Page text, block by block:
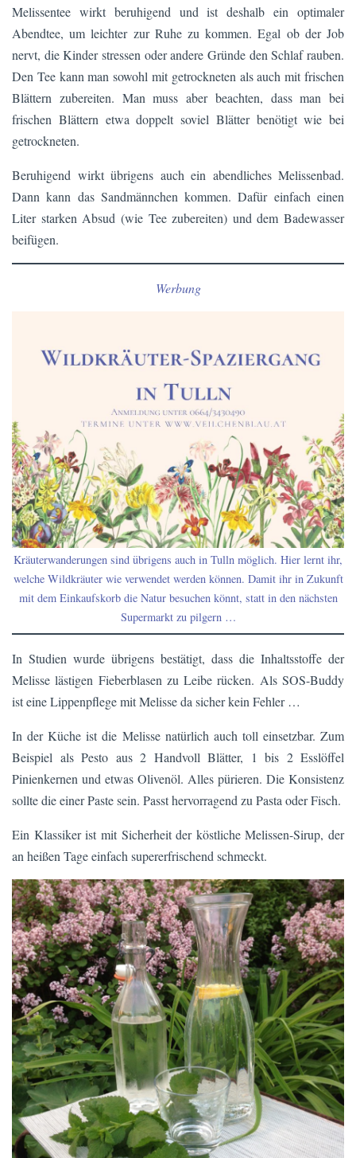
Melissentee wirkt beruhigend und ist deshalb ein optimaler
Abendtee, um leichter zur Ruhe zu kommen. Egal ob der Job
nervt, die Kinder stressen oder andere Gründe den Schlaf rauben.
Den Tee kann man sowohl mit getrockneten als auch mit frischen
Blättern zubereiten. Man muss aber beachten, dass man bei
frischen Blättern etwa doppelt soviel Blätter benötigt wie bei
getrockneten.
Beruhigend wirkt übrigens auch ein abendliches Melissenbad.
Dann kann das Sandmännchen kommen. Dafür einfach einen
Liter starken Absud (wie Tee zubereiten) und dem Badewasser
beifügen.
Werbung
Kräuterwanderungen sind übrigens auch in Tulln möglich. Hier lernt ihr,
welche Wildkräuter wie verwendet werden können. Damit ihr in Zukunft
mit dem Einkaufskorb die Natur besuchen könnt, statt in den nächsten
Supermarkt zu pilgern …
In Studien wurde übrigens bestätigt, dass die Inhaltsstoffe der
Melisse lästigen Fieberblasen zu Leibe rücken. Als SOS-Buddy
ist eine Lippenpflege mit Melisse da sicher kein Fehler …
In der Küche ist die Melisse natürlich auch toll einsetzbar. Zum
Beispiel als Pesto aus 2 Handvoll Blätter, 1 bis 2 Esslöffel
Pinienkernen und etwas Olivenöl. Alles pürieren. Die Konsistenz
sollte die einer Paste sein. Passt hervorragend zu Pasta oder Fisch.
Ein Klassiker ist mit Sicherheit der köstliche Melissen-Sirup, der
an heißen Tage einfach supererfrischend schmeckt.